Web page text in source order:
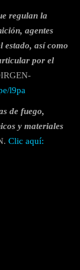
regulan la
agentes
estado, así como
por el
l9pa
de fuego,
y materiales
Clic aquí: